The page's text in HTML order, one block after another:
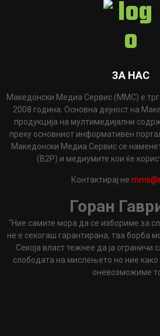
ЗА НАС
Македонски Медиа Сервис (ММС) е
2008 година. Основна дејност на
продукција на мултимедијални
преку основниот информативен
Македонски Медиа Сервис се
(B2P) и медиумите кои ќе
Контактирај не
Горан
"Ние самите мора да се избориме за
не е секогаш гарантирана, таа борба
Секоја власт тежнее да ја ограничи
слободата на мислењето но ние
оневозможиме